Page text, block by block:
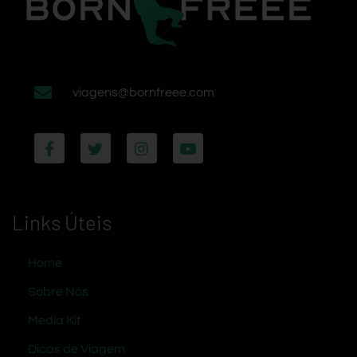
viagens@bornfreee.com
Links Úteis
Home
Sobre Nós
Media Kit
Dicas de Viagem